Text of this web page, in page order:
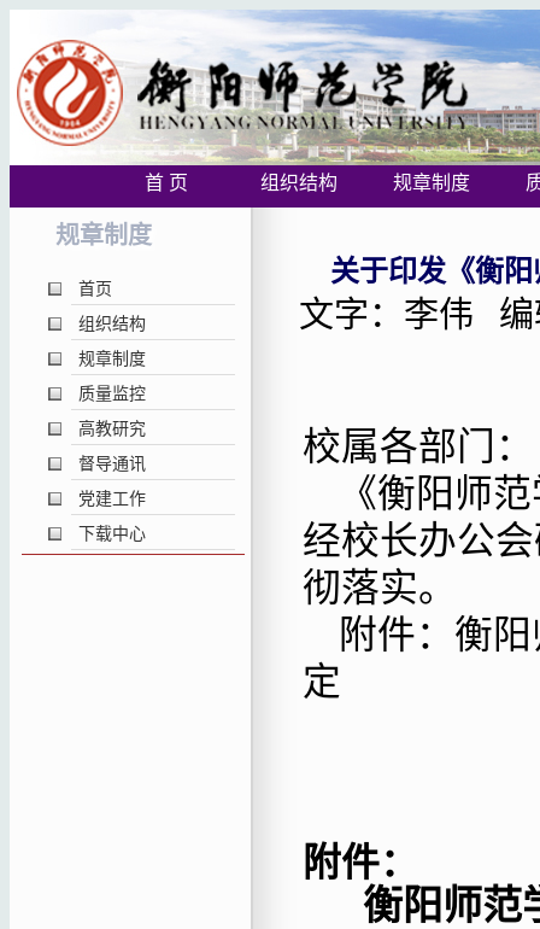
首 页 组织结构 规章制度
规章制度
首页
组织结构
规章制度
质量监控
高教研究
督导通讯
党建工作
下载中心
关于印发《衡
文字：李伟 编
校属各部门：
《衡阳师
经校长办公
彻落实。
附件：衡
定
附件：
衡阳师范